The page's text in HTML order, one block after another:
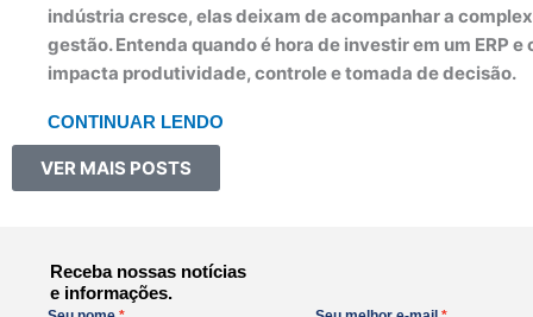
indústria cresce, elas deixam de acompanhar a
gestão. Entenda quando é hora de investir em um ERP e
impacta produtividade, controle e tomada de decisão.
CONTINUAR LENDO
VER MAIS POSTS
Receba nossas notícias
e informações.